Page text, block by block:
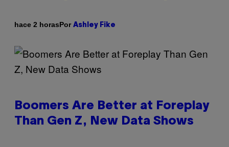
hace 2 horasPor Ashley Fike
Boomers Are Better at Foreplay
Than Gen Z, New Data Shows